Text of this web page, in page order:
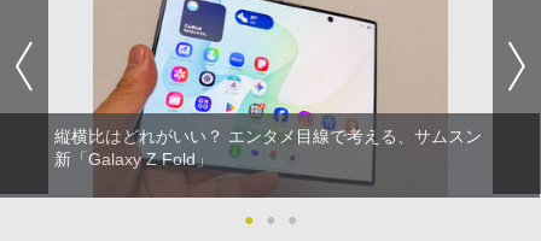
縦横比はどれがいい？ エンタメ目線で考える、サムスン
新「Galaxy Z Fold」
● ● ●